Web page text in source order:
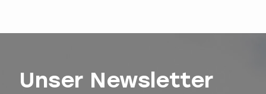
Unser Newsletter